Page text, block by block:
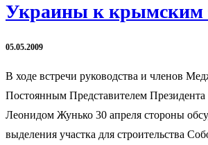
Украины к крымским
05.05.2009
В ходе встречи руководства и членов
Постоянным Представителем
Леонидом Жунько 30 апреля стороны
выделения участка для строительства